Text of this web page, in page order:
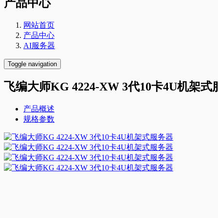
产品中心
网站首页
产品中心
AI服务器
Toggle navigation
飞编大师KG 4224-XW 3代10卡4U机架式
产品概述
规格参数